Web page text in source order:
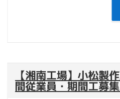
【湘南工場】小松製
間従業員・期間工募